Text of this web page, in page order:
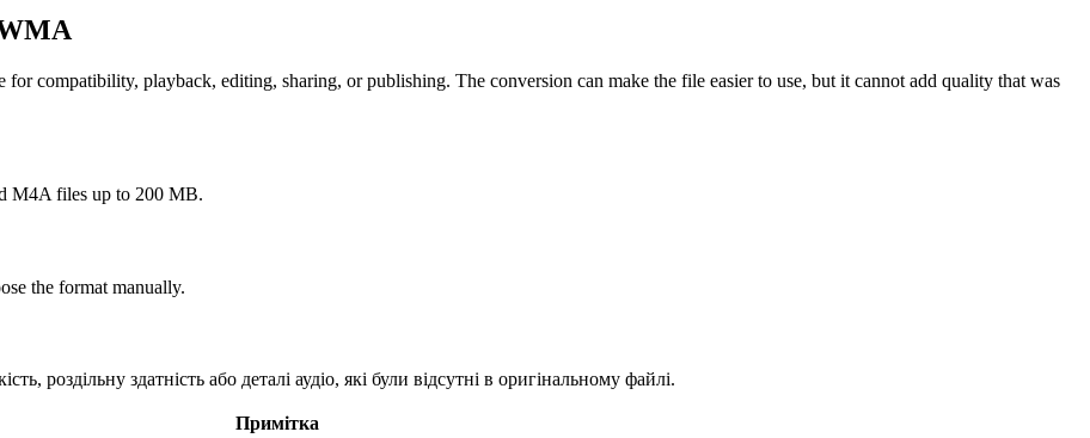
compatibility, playback, editing, sharing, or publishing. The conversion can make the file easier to use, but it cannot add quality that was
M4A files up to 200 MB.
the format manually.
роздільну здатність або деталі аудіо, які були відсутні в оригінальному файлі.
Примітка